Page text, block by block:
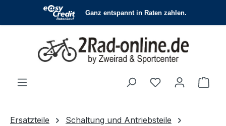
Zum Hauptinhalt springen
Du hast 0
Ersatzteile
Schaltung und Antriebsteile